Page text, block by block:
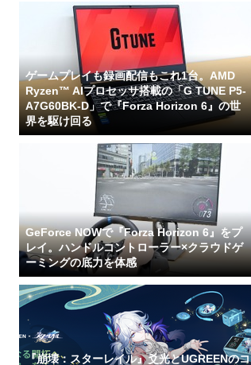
ゲームプレイも録画配信もこれ1台。AMD
Ryzen™ AIプロセッサ搭載の「G TUNE P5-
A7G60BK-D」で『Forza Horizon 6』の世
界を駆け回る
GeForce NOWで『Forza Horizon 6』をプ
レイ。ハンドルコントローラー×クラウドゲ
ーミングの底力を体感
『崩壊：スターレイル』爻光とUGREENのコ